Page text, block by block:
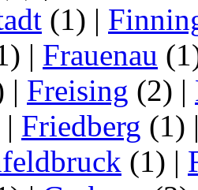
(1) |
| Frauenau
| Freising (2) |
| Friedberg (1)
(1) |